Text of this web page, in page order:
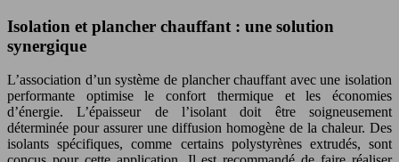
Isolation et plancher chauffant : une solution
synergique
L’association d’un système de plancher chauffant avec une isolation
performante optimise le confort thermique et les économies
d’énergie. L’épaisseur de l’isolant doit être soigneusement
déterminée pour assurer une diffusion homogène de la chaleur. Des
isolants spécifiques, comme certains polystyrènes extrudés, sont